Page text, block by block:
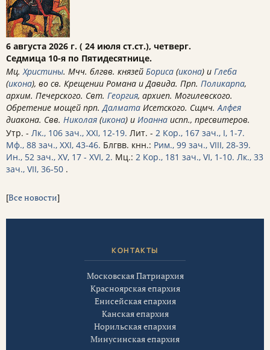
6 августа 2026 г. ( 24 июля ст.ст.), четверг.
Седмица 10-я по Пятидесятнице.
Мц.Христины. Мчч. блгвв. князей Бориса (икона) и Глеба
(икона), во св. Крещении Романа и Давида. Прп. Поликарпа,
архим. Печерского. Свт. Георгия, архиеп. Могилевского.
Обретение мощей прп.Далмата Исетского. Сщмч.Алфея
диакона. Свв. Николая (икона) и Иоанна испп., пресвитеров.
Утр. - Лк., 106 зач., XXI, 12-19. Лит. - 2 Кор., 167 зач., I, 1-7.
Мф., 88 зач., XXI, 43-46. Блгвв. кнн.: Рим., 99 зач., VIII, 28-39.
Ин., 52 зач., XV, 17 - XVI, 2. Мц.: 2 Кор., 181 зач., VI, 1-10. Лк., 33
зач., VII, 36-50 .
[Все новости]
КОНТАКТЫ
Московская Патриархия
Красноярская епархия
Енисейская епархия
Канская епархия
Норильская епархия
Минусинская епархия